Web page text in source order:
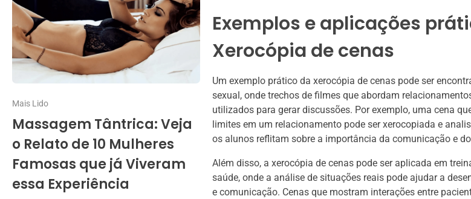
Mais Lido
Massagem Tântrica: Veja
o Relato de 10 Mulheres
Famosas que já Viveram
essa Experiência
Exemplos e aplicações
Xerocópia de cenas
Um exemplo prático da xerocópia de cenas pode ser
sexual, onde trechos de filmes que abordam
utilizados para gerar discussões. Por exemplo, uma cena
limites em um relacionamento pode ser xerocopiada e
os alunos reflitam sobre a importância da comunicação e
Além disso, a xerocópia de cenas pode ser aplicada em
saúde, onde a análise de situações reais pode ajudar a
e comunicação. Cenas que mostram interações entre